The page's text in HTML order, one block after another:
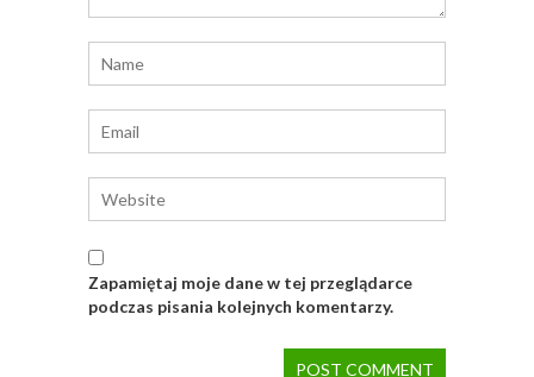
Zapamiętaj moje dane w tej przeglądarce
podczas pisania kolejnych komentarzy.